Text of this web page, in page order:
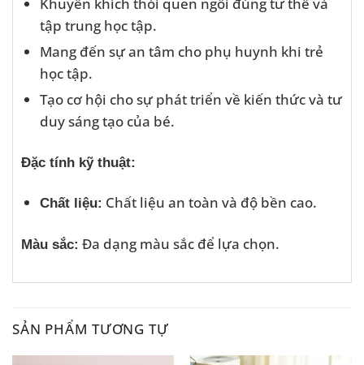
tập trung học tập.
Mang đến sự an tâm cho phụ huynh khi trẻ
học tập.
Tạo cơ hội cho sự phát triển về kiến thức và tư
duy sáng tạo của bé.
Đặc tính kỹ thuật:
Chất liệu: Chất liệu an toàn và độ bền cao.
Màu sắc: Đa dạng màu sắc để lựa chọn.
SẢN PHẨM TƯƠNG TỰ